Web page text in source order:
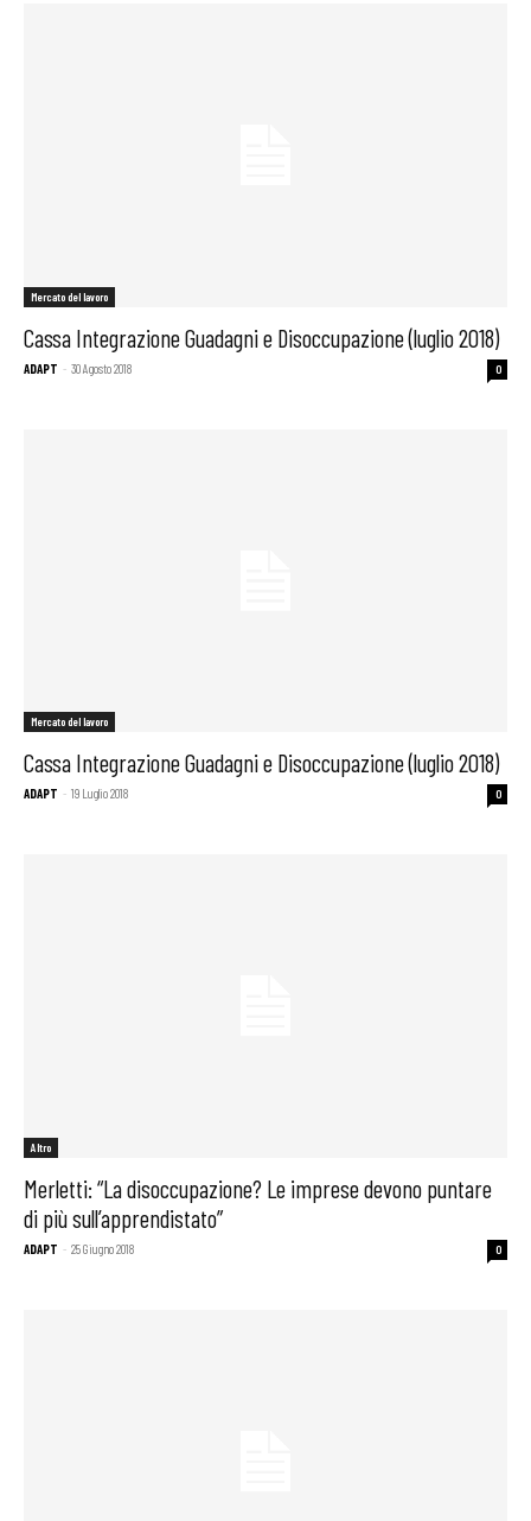
Mercato del lavoro
Cassa Integrazione Guadagni e Disoccupazione (luglio 2018)
ADAPT - 30 Agosto 2018 0
Mercato del lavoro
Cassa Integrazione Guadagni e Disoccupazione (luglio 2018)
ADAPT - 19 Luglio 2018 0
Altro
Merletti: “La disoccupazione? Le imprese devono puntare
di più sull’apprendistato”
ADAPT - 25 Giugno 2018 0